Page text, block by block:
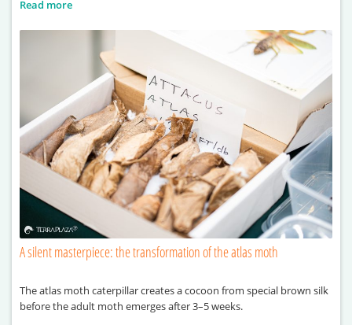
Read more
A silent masterpiece: the transformation of the atlas moth
The atlas moth caterpillar creates a cocoon from special brown silk
before the adult moth emerges after 3–5 weeks.